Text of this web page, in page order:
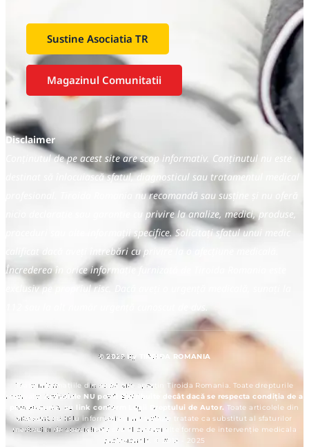
Sustine Asociatia TR
Magazinul Comunitatii
Disclaimer
Conținutul de pe acest site are scop informativ. Conținutul nu este
destinat să înlocuiască sfatul, diagnosticul sau tratamentul medical
profesional. Tiroida Romania nu recomandă sau susține și nu oferă
nicio declarație sau garanție cu privire la analize, medici, produse,
proceduri sau alte informații specifice. Solicitați sfatul unui medic
calificat dacă aveți întrebări cu privire la o afecțiune medicală.
Încrederea în orice informație furnizată de Tiroida Romania este
exclusiv pe propriul risc. Dacă aveți o urgență medicală, sunați la
© 2025 by TIROIDA ROMANIA
Toate informațiile din acest site aparțin Tiroida Romania. Toate drepturile
rezervate. Articolele NU pot fi distribuite decât dacă se respecta condiția de a
preciza sursa, cu link conform Legii Dreptului de Autor. Toate articolele din
site sunt cu titlu informativ și nu trebuie tratate ca substitut al sfaturilor
medicului de specialitate sau al orcarei alte forme de intervenție medicala
profesionala. © 2012 - 2025